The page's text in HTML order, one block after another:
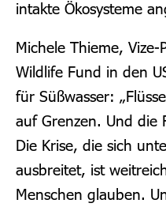
intakte Ökosysteme
Michele Thieme,
Wildlife Fund in den
für Süßwasser:
auf Grenzen. Und die
Die Krise, die sich
ausbreitet, ist
Menschen glauben.